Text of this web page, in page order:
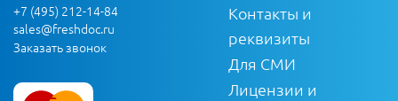
+7 (495) 212-14-84
sales@freshdoc.ru
Заказать звонок
Контакты и
реквизиты
Для СМИ
Лицензии и